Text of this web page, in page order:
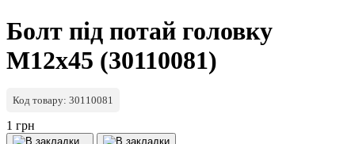
Болт під потай головку
M12x45 (30110081)
Код товару: 30110081
1 грн